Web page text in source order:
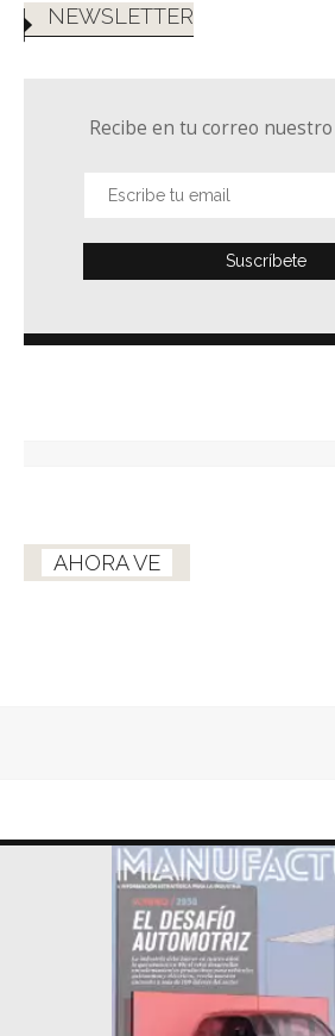
NEWSLETTER
Recibe en tu correo
AHORA VE